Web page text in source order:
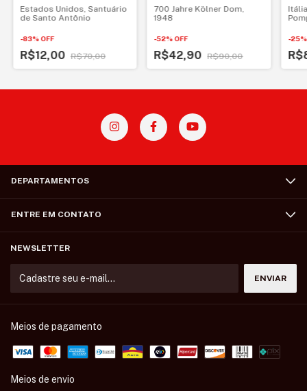
Estados Unidos, Santuário
de Santo Antônio
-83%OFF
R$12,00 R$70,00
700 Jahre Kölner Dom,
1948
-52%OFF
R$42,90 R$90,00
-25
DEPARTAMENTOS
ENTRE EM CONTATO
NEWSLETTER
Meios de pagamento
Meios de envio